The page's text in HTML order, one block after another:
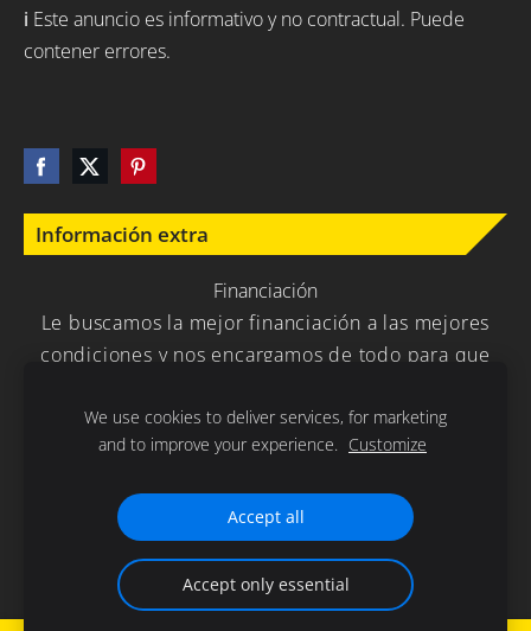
Información extra
Financiación
Le buscamos la mejor financiación a las mejores
condiciones y nos encargamos de todo para que
ℹ️ Este anuncio es informativo y no contractual. Puede
contener errores.
Gracias por la confianza depositada en nuestra empresa .
We use cookies to deliver services, for marketing
and to improve your experience. Customize
Accept all
Accept only essential